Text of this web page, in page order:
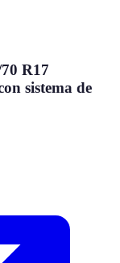
R17
sistema de